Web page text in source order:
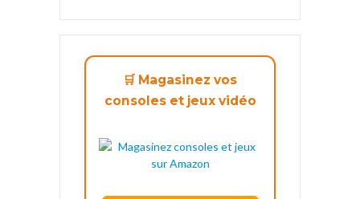
🛒 Magasinez vos
consoles et jeux vidéo